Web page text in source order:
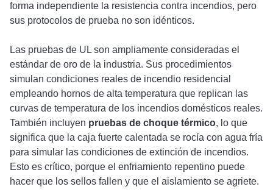
forma independiente la resistencia contra incendios, pero
sus protocolos de prueba no son idénticos.
Las pruebas de UL son ampliamente consideradas el
estándar de oro de la industria. Sus procedimientos
simulan condiciones reales de incendio residencial
empleando hornos de alta temperatura que replican las
curvas de temperatura de los incendios domésticos reales.
También incluyen pruebas de choque térmico, lo que
significa que la caja fuerte calentada se rocía con agua fría
para simular las condiciones de extinción de incendios.
Esto es crítico, porque el enfriamiento repentino puede
hacer que los sellos fallen y que el aislamiento se agriete.